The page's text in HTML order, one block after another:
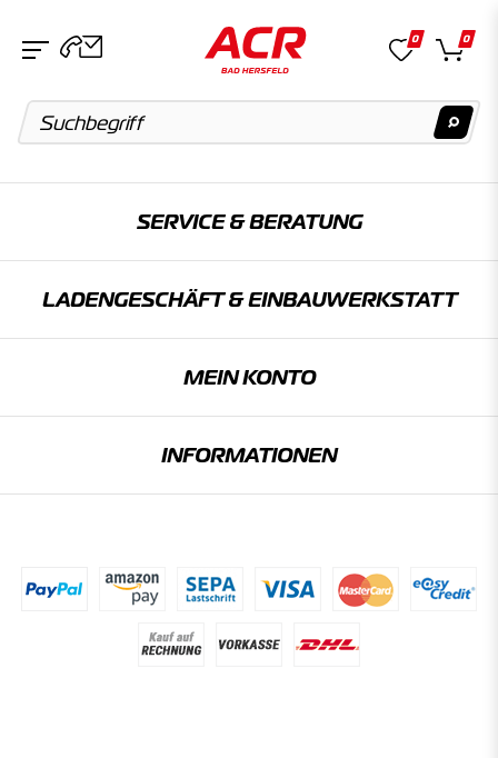
Artikel
Kategorien
Keine Suchergebnisse gefunden.
0 0
SERVICE & BERATUNG
LADENGESCHÄFT & EINBAU­WERKSTATT
MEIN KONTO
INFORMATIONEN